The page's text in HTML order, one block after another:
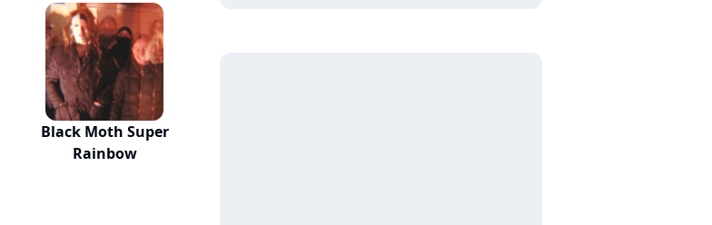
Black Moth Super
Rainbow